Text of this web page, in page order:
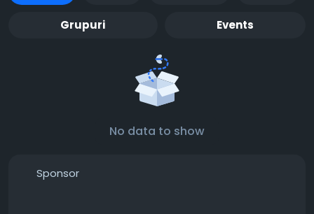
Grupuri Events
No data to show
Sponsor